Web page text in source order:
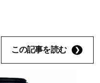
この記事を読む